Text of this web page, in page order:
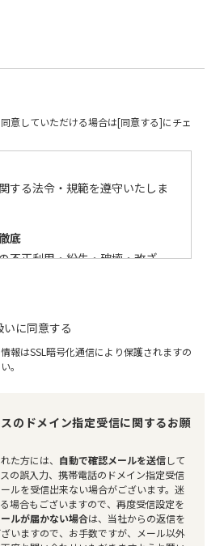
意していただける場合は[同意する]にチェ
する法令・規範を遵守いたしま
底
不正利用・紛失・破壊・改ざ
す。また、全ての就労者に対し
い」についての教育訓練を行な
り組みます。尚 企業情報につ
列におき、管理対象といたしま
お預かりする際には、その収集
用
は保護者の方等の同意を得た収
は法令・規範に基づく要請の範
に同意する
報はSSL暗号化通信により保護されますの
。
のドメイン指定受信に関するお願
た方には、 自動で確認メールを送信して
の誤入力、携帯電話のドメイン指定受信
ルを受信出来ない場合がございます。迷
場合もございますので、再度受信設定を
ルが届かない場合は、当社からの返信を
いますので、お手数ですが、メール以外